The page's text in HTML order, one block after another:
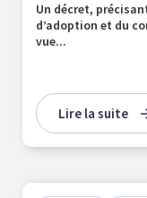
Un décret,
d’adoption et du
vue...
Lire la suite